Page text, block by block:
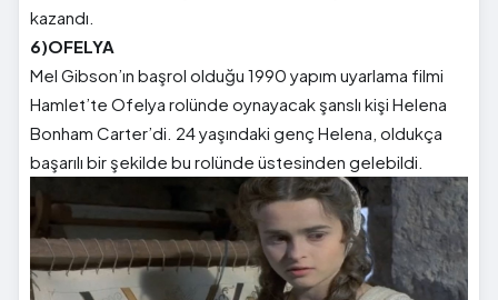
kazandı.
6)OFELYA
Mel Gibson’ın başrol olduğu 1990 yapım uyarlama filmi
Hamlet’te Ofelya rolünde oynayacak şanslı kişi Helena
Bonham Carter’di. 24 yaşındaki genç Helena, oldukça
başarılı bir şekilde bu rolünde üstesinden gelebildi.